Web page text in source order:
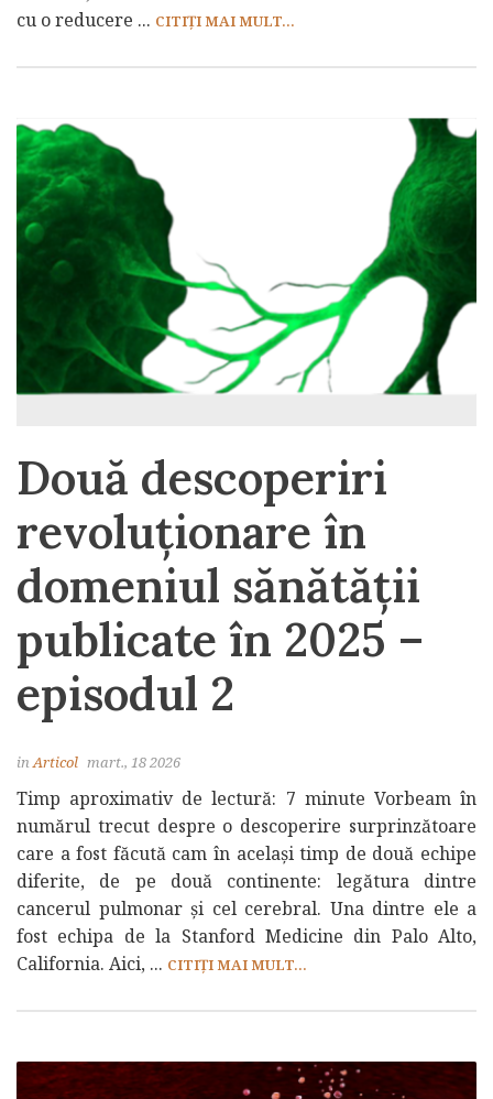
cu o reducere ... CITIȚI MAI MULT...
Două descoperiri
revoluționare în
domeniul sănătății
publicate în 2025 –
episodul 2
inArticol mart., 18 2026
Timp aproximativ de lectură: 7 minute Vorbeam în
numărul trecut despre o descoperire surprinzătoare
care a fost făcută cam în același timp de două echipe
diferite, de pe două continente: legătura dintre
cancerul pulmonar și cel cerebral. Una dintre ele a
fost echipa de la Stanford Medicine din Palo Alto,
California. Aici, ... CITIȚI MAI MULT...